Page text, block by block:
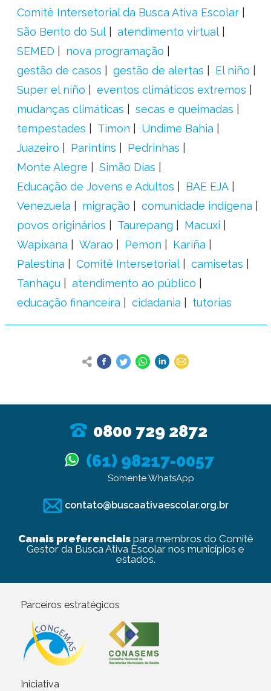
Comitê Intersetorial da Busca Ativa Escolar
São Bento do Sul
atendimento virtual
SEMED
nova programação
gestão de casos
gestão de alertas
El niño
Super el niño
eventos climáticos extremos
mudanças climáticas
secas e queimadas
tempestades
Timon
Undime Bahia
Juazeiro
Parintins
Pedrinhas
Monte Alegre
Simão Dias
Educação de Jovens e Adultos
BAE EJA
Venezuela
migração
comunidade indígena
povos originários
Taurepang
Macuxi
Wapixana
Warao Pemon
Kariña
Palestina
Comitê Intersetorial
camisetas
Tanhaçu
atendimento ao público
educação financeira
cidadania tutorias
0800 729 2872
(61) 98217-0057
Somente WhatsApp
contato@buscaativaescolar.org.br
Canais preferenciaispara membros do Comitê
Gestor da Busca Ativa Escolar nos municípios e
estados.
Parceiros estratégicos
Iniciativa